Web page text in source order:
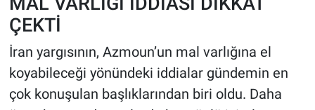
ÇEKTİ
İran yargısının, Azmoun’un mal varlığına el
koyabileceği yönündeki iddialar gündemin en
çok konuşulan başlıklarından biri oldu. Daha